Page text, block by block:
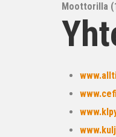
Moottorilla